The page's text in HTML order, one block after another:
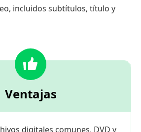
incluidos subtítulos, título y
Ventajas
digitales comunes, DVD y